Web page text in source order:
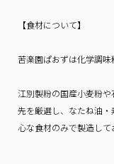
【食材について】
苦楽園ぱおずは化学調味
江別製粉の国産小麦粉
先を厳選し、なたね油
心な食材のみで製造して